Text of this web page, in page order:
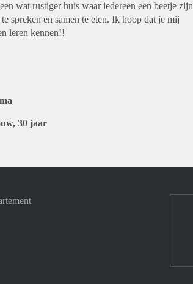
wat rustiger huis waar iedereen een beetje zijn
spreken en samen te eten. Ik hoop dat je mij
leren kennen!!
30 jaar